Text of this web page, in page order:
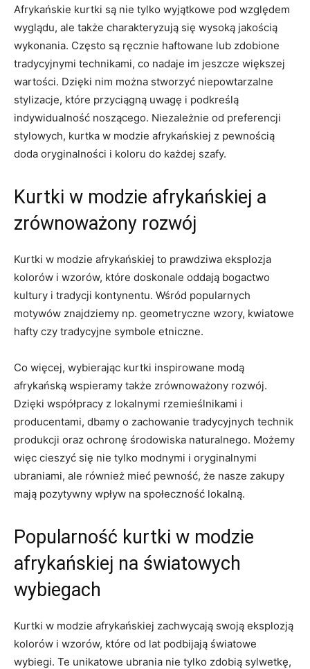
Afrykańskie kurtki są nie tylko wyjątkowe pod‌ względem
‍wyglądu, ale także⁣ charakteryzują się wysoką jakością
wykonania. Często ⁤są ręcznie haftowane lub zdobione
tradycyjnymi technikami, co nadaje​ im jeszcze większej
wartości. Dzięki nim można stworzyć niepowtarzalne
stylizacje,⁣ które przyciągną uwagę i podkreślą
indywidualność noszącego.⁤ Niezależnie od preferencji
stylowych, kurtka w modzie afrykańskiej z pewnością
doda oryginalności i koloru do ⁢każdej ‌szafy.
Kurtki w‍ modzie afrykańskiej a
zrównoważony rozwój
Kurtki w modzie afrykańskiej⁣ to prawdziwa eksplozja
kolorów‍ i‌ wzorów, które doskonale oddają bogactwo
kultury i tradycji kontynentu. Wśród popularnych
motywów znajdziemy⁣ np. geometryczne wzory, kwiatowe
hafty czy tradycyjne ‍symbole ​etniczne.
Co więcej, wybierając kurtki inspirowane modą
afrykańską wspieramy także zrównoważony rozwój.
Dzięki współpracy z lokalnymi rzemieślnikami i
producentami, dbamy o zachowanie tradycyjnych technik
produkcji⁣ oraz ochronę‌ środowiska naturalnego. ​Możemy
więc cieszyć się nie tylko modnymi i oryginalnymi
ubraniami, ale‍ również mieć pewność, że nasze zakupy
mają pozytywny wpływ ⁤na społeczność lokalną.
Popularność kurtki w modzie
afrykańskiej na światowych
wybiegach
Kurtki w modzie afrykańskiej zachwycają swoją eksplozją
‍kolorów i wzorów, które od lat podbijają światowe
wybiegi. Te unikatowe ubrania nie tylko ‍zdobią sylwetkę,